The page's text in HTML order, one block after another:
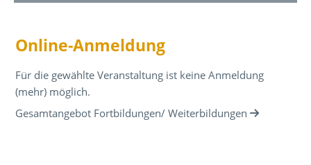
Online-Anmeldung
Für die gewählte Veranstaltung ist keine Anmeldung
(mehr) möglich.
Gesamtangebot Fortbildungen/ Weiterbildungen